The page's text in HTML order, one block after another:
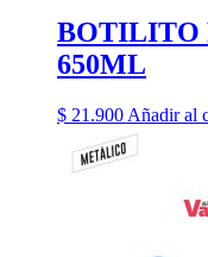
BOTILITO
650ML
$ 21.900 Añadir al